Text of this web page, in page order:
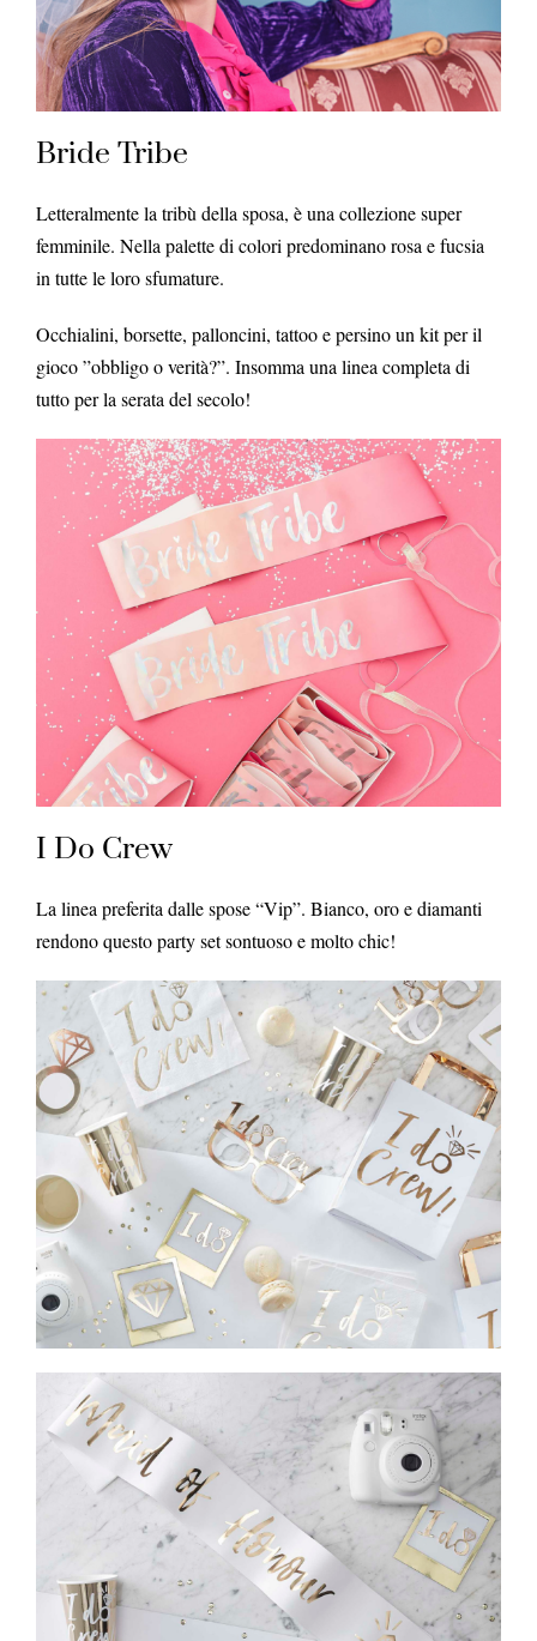
Bride Tribe
Letteralmente la tribù della sposa, è una collezione super
femminile. Nella palette di colori predominano rosa e fucsia
in tutte le loro sfumature.
Occhialini, borsette, palloncini, tattoo e persino un kit per il
gioco ”obbligo o verità?”. Insomma una linea completa di
tutto per la serata del secolo!
I Do Crew
La linea preferita dalle spose “Vip”. Bianco, oro e diamanti
rendono questo party set sontuoso e molto chic!